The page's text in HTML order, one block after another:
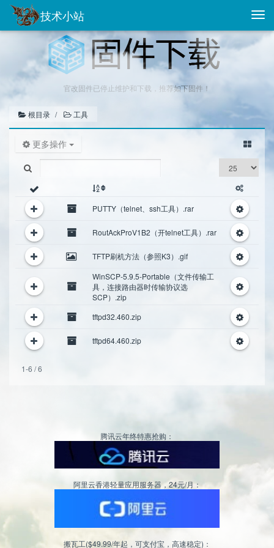
技术小站
官改固件已停止维护和下载，推荐如下固件！
根目录 工具
更多操作
PUTTY（telnet、ssh工具）.rar
RoutAckProV1B2（开telnet工具）.rar
TFTP刷机方法（参照K3）.gif
WinSCP-5.9.5-Portable（文件传输工
具，连接路由器时传输协议选
SCP）.zip
tftpd32.460.zip
tftpd64.460.zip
1-6 / 6
腾讯云年终特惠抢购：
阿里云香港轻量应用服务器，24元/月：
搬瓦工($49.99/年起，可支付宝，高速稳定)：